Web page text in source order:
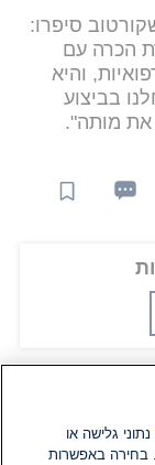
סיפרו:
הכרה עם
והיא
בביצוע
את מותה".
גלישה או
בחירה באפשרות